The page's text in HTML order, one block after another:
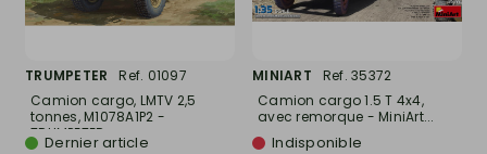
TRUMPETER
Ref. 01097
Camion cargo, LMTV 2,5
tonnes, M1078A1P2 -
TRUMPETER...
Dernier article
MINIART
Ref. 35372
Camion cargo 1.5 T 4x4,
avec remorque - MiniArt...
Indisponible